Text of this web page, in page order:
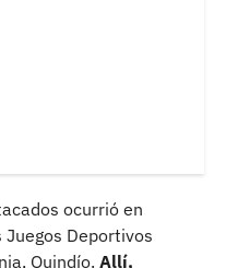
ocurrió en
Deportivos
Quindío. Allí,